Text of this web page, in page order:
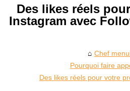
Des likes réels
Instagram avec
Chef
Pourquoi faire
Des likes réels pour votre